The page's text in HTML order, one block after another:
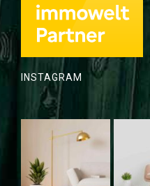
INSTAGRAM